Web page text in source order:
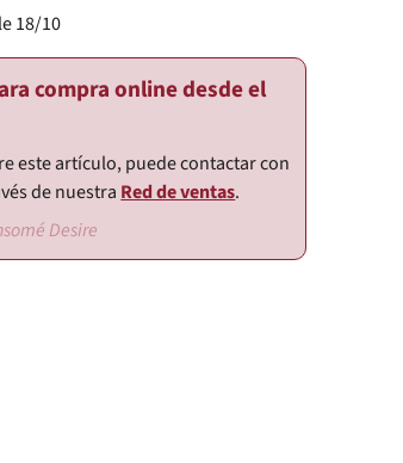
18/10
compra online desde el
este artículo, puede contactar con
de nuestra Red de ventas.
Desire